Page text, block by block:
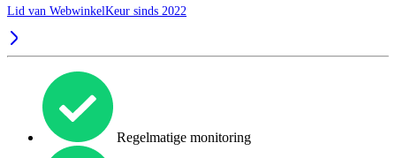
Lid van WebwinkelKeur sinds 2022
Regelmatige monitoring